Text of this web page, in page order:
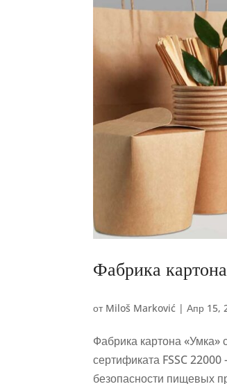
Фабрика
от Miloš Marković |Апр 15,
Фабрика картона «Умка»
сертификата FSSC
безопасности пищевых